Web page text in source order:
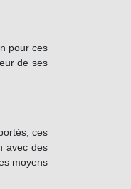
pour ces
de ses
ces
avec des
moyens